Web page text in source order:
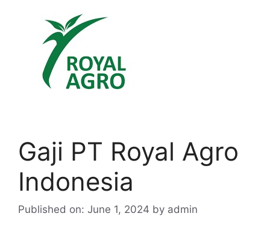
Gaji PT Royal Agro
Indonesia
Published on: June 1, 2024 by admin